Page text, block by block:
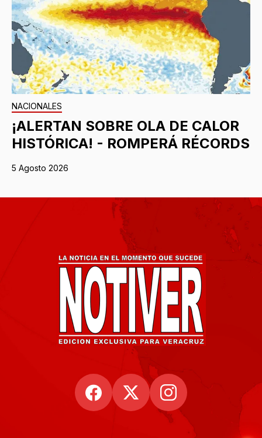
NACIONALES
¡ALERTAN SOBRE OLA DE CALOR
HISTÓRICA! - ROMPERÁ RÉCORDS
5 Agosto 2026